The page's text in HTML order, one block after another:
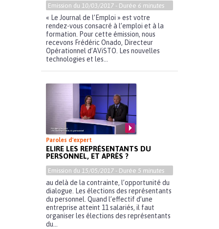
Emission du 10/03/2017 - Durée 6 minutes
« Le Journal de l’Emploi » est votre
rendez-vous consacré à l’emploi et à la
formation. Pour cette émission, nous
recevons Frédéric Onado, Directeur
Opérationnel d’AViSTO. Les nouvelles
technologies et les...
Paroles d'expert
ELIRE LES REPRÉSENTANTS DU
PERSONNEL, ET APRÈS ?
Emission du 15/05/2017 - Durée 5 minutes
au delà de la contrainte, l’opportunité du
dialogue. Les élections des représentants
du personnel. Quand l’effectif d’une
entreprise atteint 11 salariés, il faut
organiser les élections des représentants
du...